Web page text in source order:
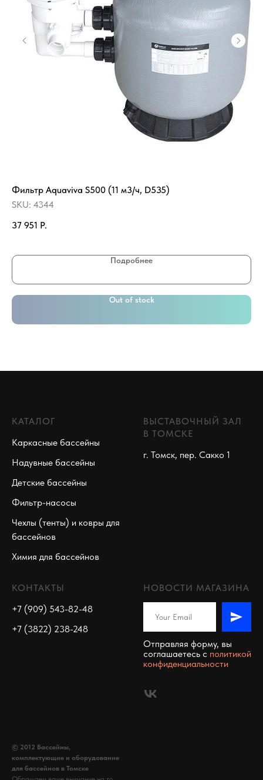
Фильтр Aquaviva S500 (11 м3/ч, D535)
SKU: 4344
37 951 Р.
Подробнее
Out of stock
КАТАЛОГ
Каркасные бассейны
Надувные бассейны
Детские бассейны
Фильтр-насосы
Чехлы (тенты) и ковры для
бассейнов
Химия для бассейнов
ВЫСТАВОЧНЫЙ ЗАЛ
В ТОМСКЕ
г. Томск, пер. Сакко 1
КОНТАКТЫ
+7 (909) 543-82-48
+7 (3822) 238-248
НОВОСТИ МАГАЗИНА
Отправляя форму, вы
соглашаетесь c политикой
конфиденциальности
© 2012 Бассейны,
комплектующие и оборудование
для бассейнов в Томске